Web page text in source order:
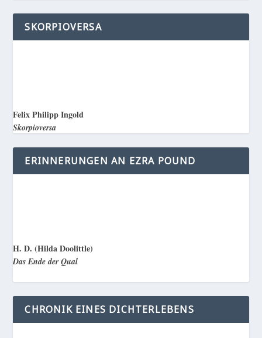
SKORPIOVERSA
Felix Philipp Ingold
Skorpioversa
ERINNERUNGEN AN EZRA POUND
H. D. (Hilda Doolittle)
Das Ende der Qual
CHRONIK EINES DICHTERLEBENS